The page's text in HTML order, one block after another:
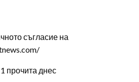
съгласие на
прочита днес